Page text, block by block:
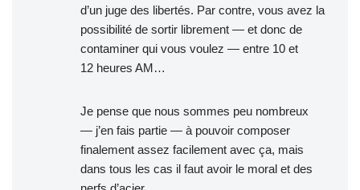
d’un juge des libertés. Par contre, vous avez la
possibilité de sortir librement — et donc de
contaminer qui vous voulez — entre 10 et
12 heures AM…
Je pense que nous sommes peu nombreux
— j’en fais partie — à pouvoir composer
finalement assez facilement avec ça, mais
dans tous les cas il faut avoir le moral et des